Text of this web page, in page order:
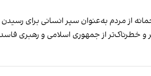
از مردم به‌عنوان سپر انسانی برای